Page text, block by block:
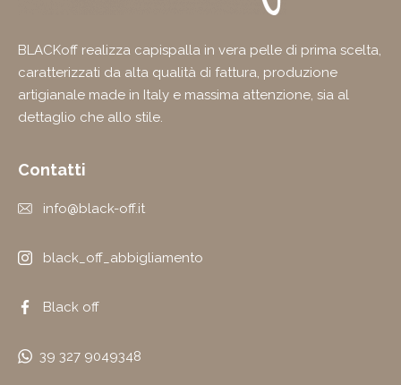
BLACKoff realizza capispalla in vera pelle di prima scelta,
caratterizzati da alta qualità di fattura, produzione
artigianale made in Italy e massima attenzione, sia al
dettaglio che allo stile.
Contatti
info@black-off.it
black_off_abbigliamento
Black off
39 327 9049348